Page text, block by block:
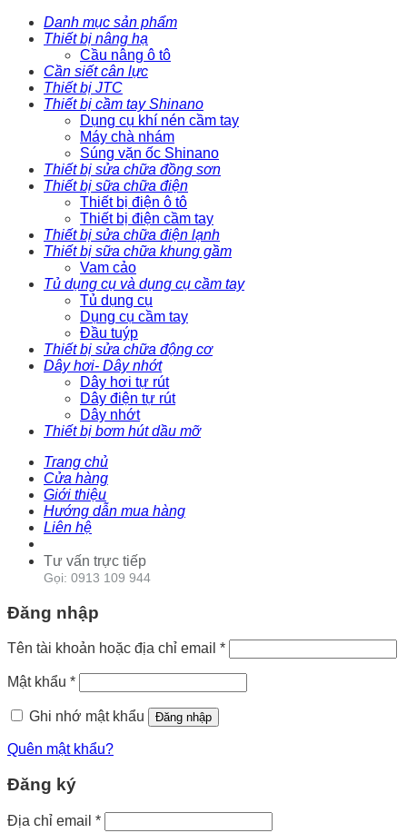
Danh mục sản phẩm
Thiết bị nâng hạ
Cầu nâng ô tô
Cần siết cân lực
Thiết bị JTC
Thiết bị cầm tay Shinano
Dụng cụ khí nén cầm tay
Máy chà nhám
Súng vặn ốc Shinano
Thiết bị sửa chữa đồng sơn
Thiết bị sữa chữa điện
Thiết bị điện ô tô
Thiết bị điện cầm tay
Thiết bị sửa chữa điện lạnh
Thiết bị sữa chữa khung gầm
Vam cảo
Tủ dụng cụ và dụng cụ cầm tay
Tủ dụng cụ
Dụng cụ cầm tay
Đầu tuýp
Thiết bị sửa chữa động cơ
Dây hơi- Dây nhớt
Dây hơi tự rút
Dây điện tự rút
Dây nhớt
Thiết bị bơm hút dầu mỡ
Trang chủ
Cửa hàng
Giới thiệu
Hướng dẫn mua hàng
Liên hệ
Tư vấn trực tiếp
Gọi: 0913 109 944
Đăng nhập
Tên tài khoản hoặc địa chỉ email *
Mật khẩu *
Ghi nhớ mật khẩu Đăng nhập
Quên mật khẩu?
Đăng ký
Địa chỉ email *